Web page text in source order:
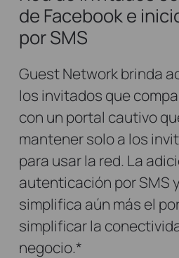
de Facebook e
por SMS
Guest Network brinda
los invitados que
con un portal cautivo
mantener solo a los
para usar la red. La
autenticación por SMS
simplifica aún más el
simplificar la
negocio.*